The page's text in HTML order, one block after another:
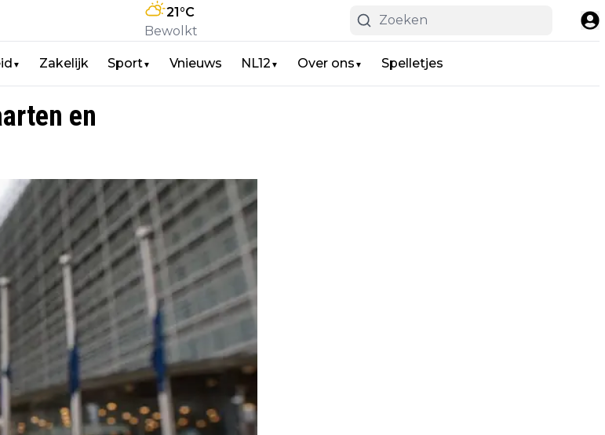
21°C
Bewolkt
▼ Zakelijk Sport▼ Vnieuws NL12 ▼ Over ons ▼ Spelletjes
en